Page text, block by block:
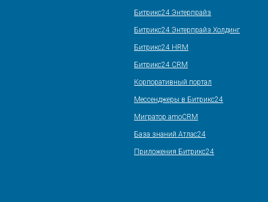
Битрикс24 Энтерпрайз
Битрикс24 Энтерпрайз Холдинг
Битрикс24 HRM
Битрикс24 CRM
Корпоративный портал
Мессенджеры в Битрикс24
Мигратор amoCRM
База знаний Атлас24
Приложения Битрикс24